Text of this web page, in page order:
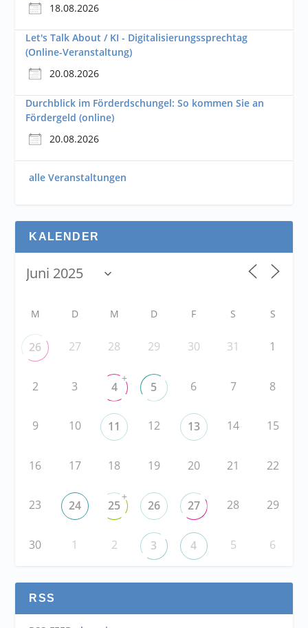
18.08.2026
Let's Talk About / KI - Digitalisierungssprechtag
(Online-Veranstaltung)
20.08.2026
Durchblick im Förderdschungel: So kommen Sie an
Fördergeld (online)
20.08.2026
alle Veranstaltungen
KALENDER
M D M D F S S
26 27 28 29 30 31 1
2 3 4
+
5 6 7 8
9 10 11 12 13 14 15
16 17 18 19 20 21 22
23 24 25
+
26 27 28 29
30 1 2 3 4 5 6
RSS